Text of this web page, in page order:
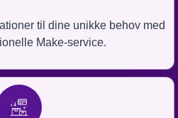
til dine unikke behov med
Make-service.